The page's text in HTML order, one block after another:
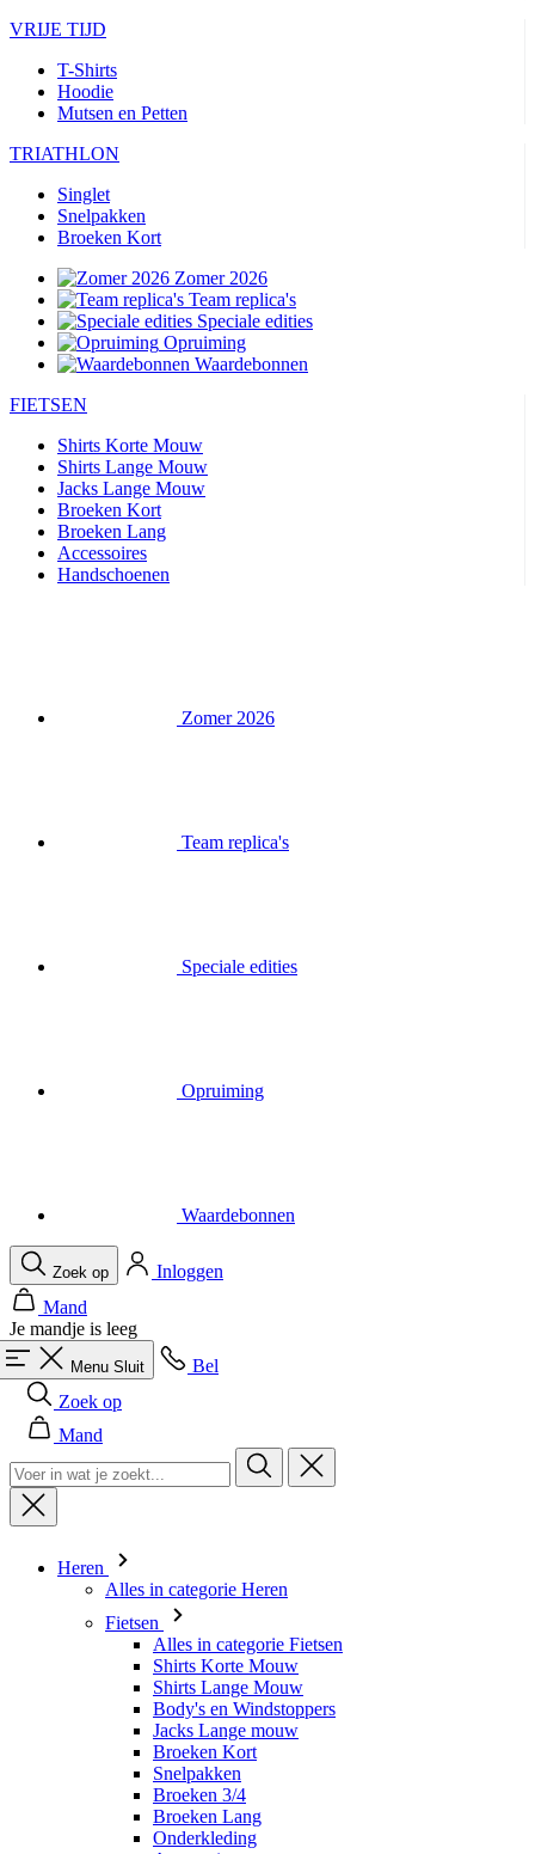
VRIJE TIJD
T-Shirts
Hoodie
Mutsen en Petten
TRIATHLON
Singlet
Snelpakken
Broeken Kort
Zomer 2026
Team replica's
Speciale edities
Opruiming
Waardebonnen
FIETSEN
Shirts Korte Mouw
Shirts Lange Mouw
Jacks Lange Mouw
Broeken Kort
Broeken Lang
Accessoires
Handschoenen
Je mandje is leeg
Menu Sluit
Bel
Zoek op
Mand
Heren
Alles in categorie Heren
Shirts Lange Mouw
Body's en Windstoppers
Jacks Lange mouw
Broeken Kort
Snelpakken
Broeken 3/4
Broeken Lang
Onderkleding
Accessoires
Mutsen en Petten
Handschoenen
Sokken
Overig